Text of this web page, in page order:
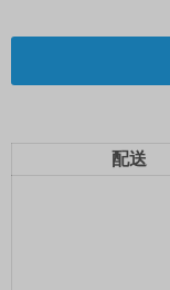
ナ
ビ
ー
配送